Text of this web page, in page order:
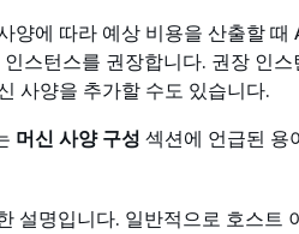
양에 따라 예상 비용을 산출할
인스턴스를 권장합니다. 권장 인
사양을 추가할 수도 있습니다.
머신 사양 구성 섹션에 언급된 용
설명입니다. 일반적으로 호스트